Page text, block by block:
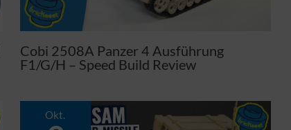
Cobi 2508A Panzer 4 Ausführung
F1/G/H – Speed Build Review
Okt.